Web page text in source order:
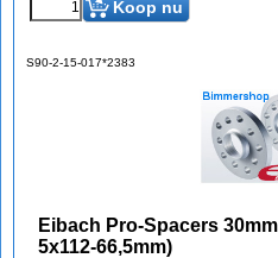
Koop nu
S90-2-15-017*2383
Eibach Pro-Spacers
5x112-66,5mm)